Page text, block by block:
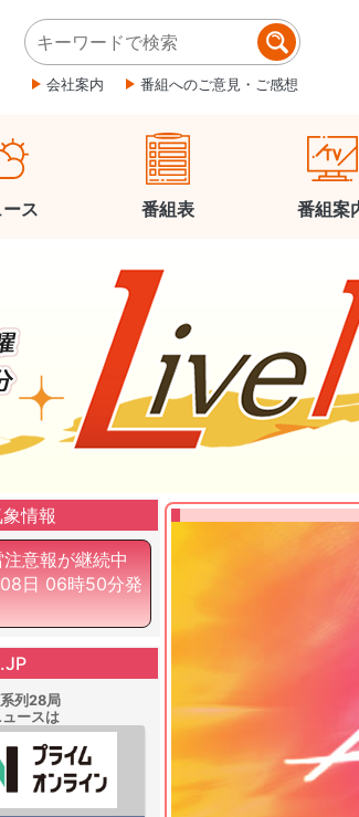
会社案内 番組へのご意見・ご感想
ス 番組表 番組案
情報
意報が継続中
日 06時50分発
列28局
ースは